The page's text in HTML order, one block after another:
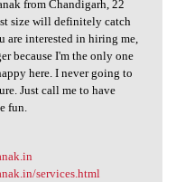
Kanak from
from Chandigarh, 22
size will definitely catch
are interested in hiring me,
because I'm the only one
here. I never going to
Just call me to have
fun.
services.html